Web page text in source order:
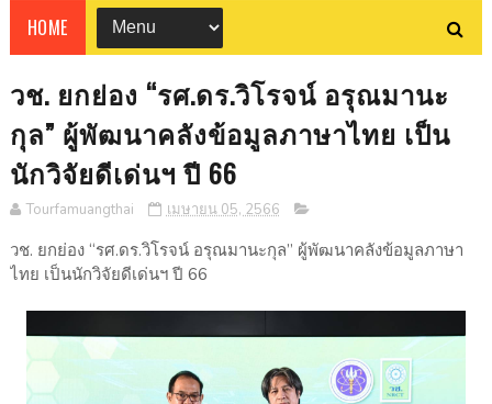
HOME
วช. ยกย่อง “รศ.ดร.วิโรจน์ อรุณมานะ
กุล” ผู้พัฒนาคลังข้อมูลภาษาไทย เป็น
นักวิจัยดีเด่นฯ ปี 66
Tourfamuangthai เมษายน 05, 2566
วช. ยกย่อง “รศ.ดร.วิโรจน์ อรุณมานะกุล” ผู้พัฒนาคลังข้อมูลภาษา
ไทย เป็นนักวิจัยดีเด่นฯ ปี 66